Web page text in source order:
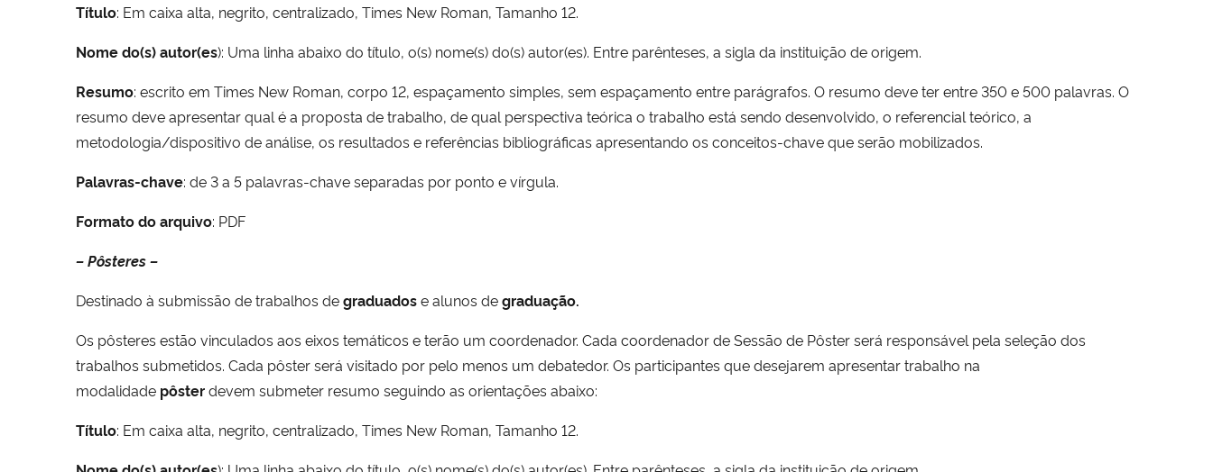
Título: Em caixa alta, negrito, centralizado, Times New Roman, Tamanho 12.
Nome do(s) autor(es): Uma linha abaixo do título, o(s) nome(s) do(s) autor(es). Entre parênteses, a sigla da instituição de origem.
Resumo: escrito em Times New Roman, corpo 12, espaçamento simples, sem espaçamento entre parágrafos. O resumo deve ter entre 350 e 500 palavras. O
resumo deve apresentar qual é a proposta de trabalho, de qual perspectiva teórica o trabalho está sendo desenvolvido, o referencial teórico, a
metodologia/dispositivo de análise, os resultados e referências bibliográficas apresentando os conceitos-chave que serão mobilizados.
Palavras-chave: de 3 a 5 palavras-chave separadas por ponto e vírgula.
Formato do arquivo: PDF
– Pôsteres –
Destinado à submissão de trabalhos degraduadose alunos degraduação.
Os pôsteres estão vinculados aos eixos temáticos e terão um coordenador. Cada coordenador de Sessão de Pôster será responsável pela seleção dos
trabalhos submetidos. Cada pôster será visitado por pelo menos um debatedor. Os participantes que desejarem apresentar trabalho na
modalidade pôsterdevem submeter resumo seguindo as orientações abaixo:
Título: Em caixa alta, negrito, centralizado, Times New Roman, Tamanho 12.